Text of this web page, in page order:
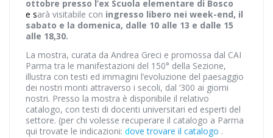
ottobre presso l’ex Scuola elementare di Bosco
e sarà visitabile con ingresso libero nei week-end, il
sabato e la domenica, dalle 10 alle 13 e dalle 15
alle 18,30.
La mostra, curata da Andrea Greci e promossa dal CAI
Parma tra le manifestazioni del 150° della Sezione,
illustra con testi ed immagini l’evoluzione del paesaggio
dei nostri monti attraverso i secoli, dal ‘300 ai giorni
nostri. Presso la mostra è disponibile il relativo
catalogo, con testi di docenti universitari ed esperti del
settore. (per chi volesse recuperare il catalogo a Parma
qui trovate le indicazioni: dove trovare il catalogo .